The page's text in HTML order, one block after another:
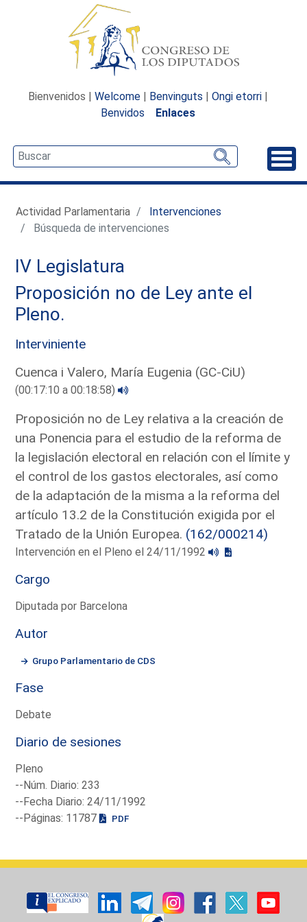
Bienvenidos | Welcome | Benvinguts | Ongi etorri |
Benvidos
Enlaces
Actividad Parlamentaria
Intervenciones
Búsqueda de intervenciones
IV Legislatura
Proposición no de Ley ante el
Pleno.
Interviniente
Cuenca i Valero, María Eugenia (GC-CiU)
(00:17:10 a 00:18:58)
Proposición no de Ley relativa a la creación de
una Ponencia para el estudio de la reforma de
la legislación electoral en relación con el límite y
el control de los gastos electorales, así como
de la adaptación de la misma a la reforma del
artículo 13.2 de la Constitución exigida por el
Tratado de la Unión Europea. (162/000214)
Intervención en el Pleno el 24/11/1992
Cargo
Diputada por Barcelona
Autor
Grupo Parlamentario de CDS
Fase
Debate
Diario de sesiones
Pleno
--Núm. Diario: 233
--Fecha Diario: 24/11/1992
--Páginas: 11787
PDF